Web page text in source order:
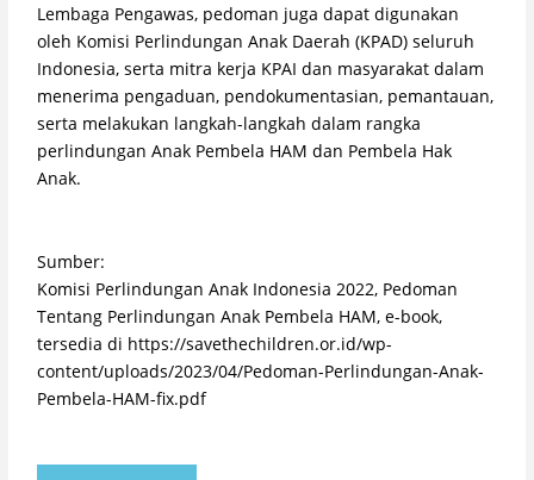
Lembaga Pengawas, pedoman juga dapat digunakan
oleh Komisi Perlindungan Anak Daerah (KPAD) seluruh
Indonesia, serta mitra kerja KPAI dan masyarakat dalam
menerima pengaduan, pendokumentasian, pemantauan,
serta melakukan langkah-langkah dalam rangka
perlindungan Anak Pembela HAM dan Pembela Hak
Anak.
Sumber:
Komisi Perlindungan Anak Indonesia 2022, Pedoman
Tentang Perlindungan Anak Pembela HAM, e-book,
tersedia di https://savethechildren.or.id/wp-
content/uploads/2023/04/Pedoman-Perlindungan-Anak-
Pembela-HAM-fix.pdf